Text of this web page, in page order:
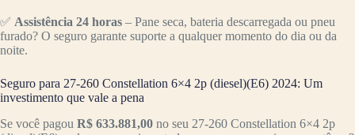
✅ Assistência 24 horas – Pane seca, bateria descarregada ou pneu
furado? O seguro garante suporte a qualquer momento do dia ou da
noite.
Seguro para 27-260 Constellation 6×4 2p (diesel)(E6) 2024: Um
investimento que vale a pena
Se você pagou R$ 633.881,00 no seu 27-260 Constellation 6×4 2p